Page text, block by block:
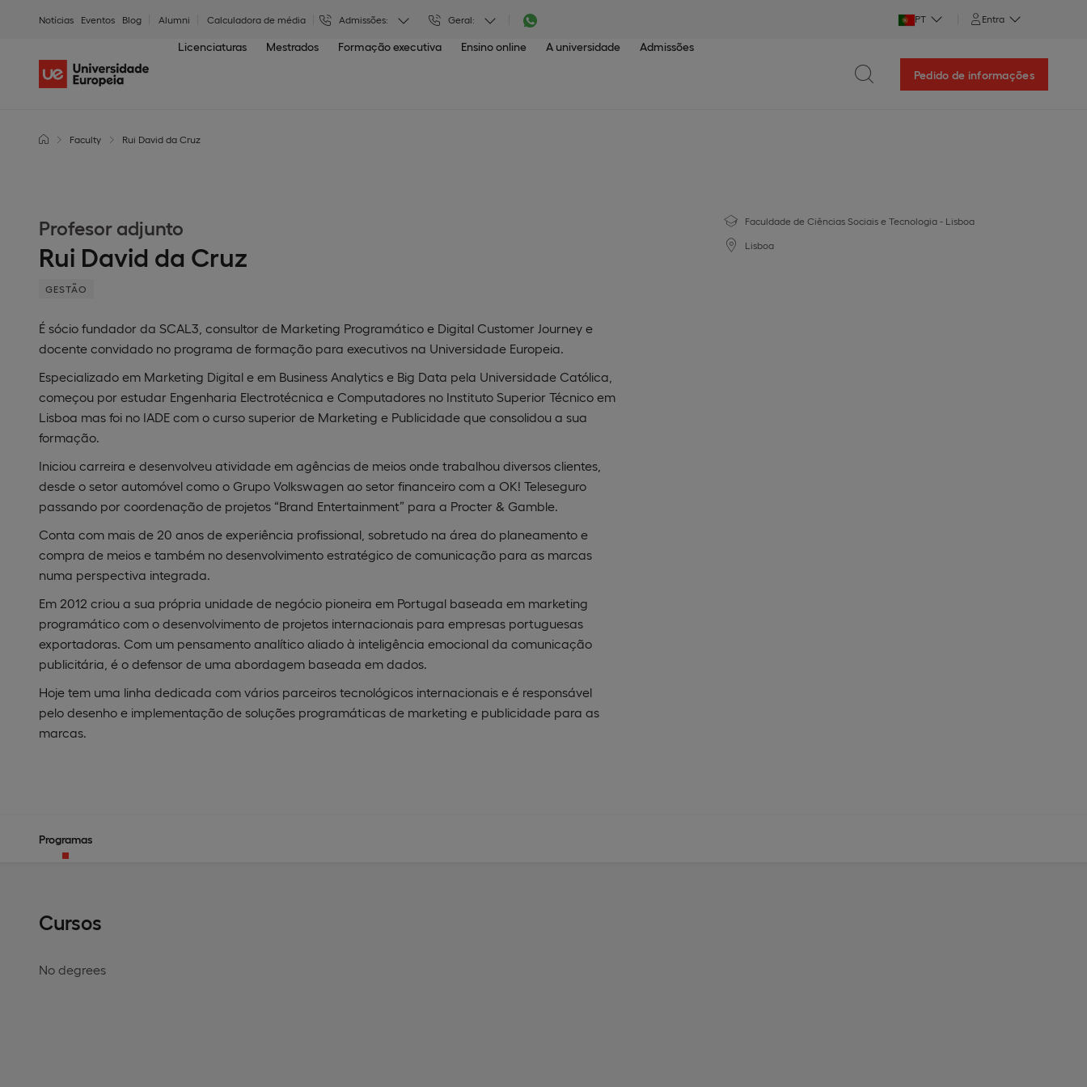
Notícias Eventos Blog Alumni Calculadora de média Admissões: Geral: PT Entra
Licenciaturas Mestrados Formação executiva Ensino online A universidade Admissões
Pedido de informações
Faculty Rui David da Cruz
Faculdade de Ciências Sociais e Tecnologia - Lisboa
Lisboa
Profesor adjunto
Rui David da Cruz
GESTÃO
É sócio fundador da SCAL3, consultor de Marketing Programático e Digital Customer Journey e
docente convidado no programa de formação para executivos na Universidade Europeia.
Especializado em Marketing Digital e em Business Analytics e Big Data pela Universidade Católica,
começou por estudar Engenharia Electrotécnica e Computadores no Instituto Superior Técnico em
Lisboa mas foi no IADE com o curso superior de Marketing e Publicidade que consolidou a sua
formação.
Iniciou carreira e desenvolveu atividade em agências de meios onde trabalhou diversos clientes,
desde o setor automóvel como o Grupo Volkswagen ao setor financeiro com a OK! Teleseguro
passando por coordenação de projetos “Brand Entertainment” para a Procter & Gamble.
Conta com mais de 20 anos de experiência profissional, sobretudo na área do planeamento e
compra de meios e também no desenvolvimento estratégico de comunicação para as marcas
numa perspectiva integrada.
Em 2012 criou a sua própria unidade de negócio pioneira em Portugal baseada em marketing
programático com o desenvolvimento de projetos internacionais para empresas portuguesas
exportadoras. Com um pensamento analítico aliado à inteligência emocional da comunicação
publicitária, é o defensor de uma abordagem baseada em dados.
Hoje tem uma linha dedicada com vários parceiros tecnológicos internacionais e é responsável
pelo desenho e implementação de soluções programáticas de marketing e publicidade para as
marcas.
Programas
Cursos
No degrees